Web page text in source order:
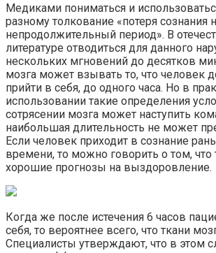
Медиками пониматься и
разному толкование «потеря сознания
непродолжительный период». В
литературе отводиться для данного
нескольких мгновений до десятков
мозга может взывать то, что человек
прийти в себя, до одного часа. Но в
использовании такие определения
сотрясении мозга может наступить
наибольшая длительность не может
Если человек приходит в сознание
времени, то можно говорить о том,
хорошие прогнозы на выздоровление.
Когда же после истечения 6 часов
себя, то вероятнее всего, что ткани
Специалисты утверждают, что в этом